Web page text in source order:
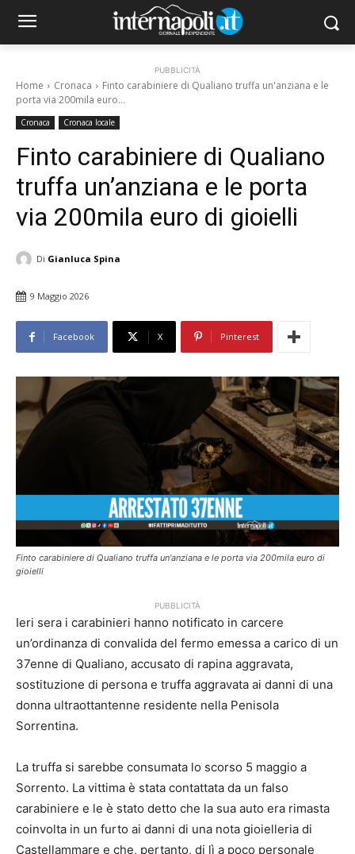
PUBBLICITÀ
Home Cronaca
Finto carabiniere di Qualiano truffa un'anziana e le
porta via 200mila euro...
Cronaca Cronaca locale
Finto carabiniere di Qualiano
truffa un’anziana e le porta
via 200mila euro di gioielli
Di Gianluca Spina
9 Maggio 2026
Facebook X Pinterest
Finto carabiniere di Qualiano truffa un'anziana e le porta via 200mila euro di
gioielli
PUBBLICITÀ
Ieri sera i carabinieri hanno notificato in carcere
un’ordinanza di convalida del fermo emessa a carico di un
37enne di Qualiano, accusato di rapina aggravata,
sostituzione di persona e truffa aggravata ai danni di una
donna ultraottantenne residente nella Penisola
Sorrentina.
La truffa si sarebbe consumata lo scorso 5 maggio a
Sorrento. La vittima è stata contattata da un falso
carabiniere e le è stato detto che la sua auto era rimasta
coinvolta in un furto ai danni di una nota gioielleria di
Castellammare e che, pertanto, di lì a poco personale